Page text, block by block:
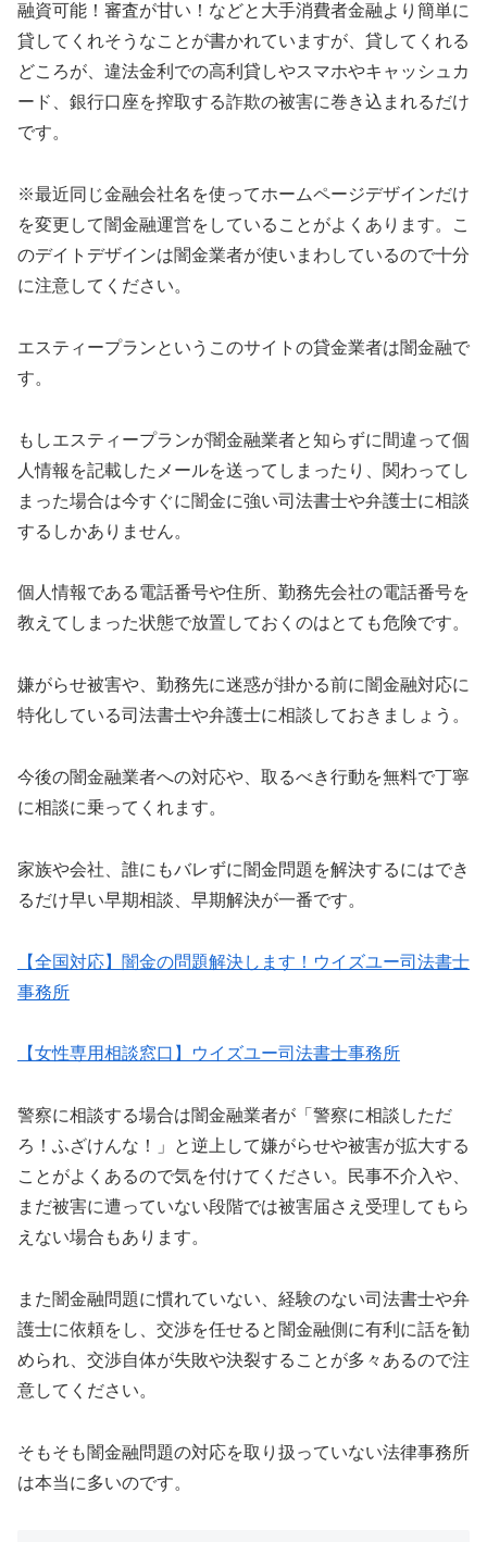
融資可能！審査が甘い！などと大手消費者金融より簡単に
貸してくれそうなことが書かれていますが、貸してくれる
どころが、違法金利での高利貸しやスマホやキャッシュカ
ード、銀行口座を搾取する詐欺の被害に巻き込まれるだけ
です。
※最近同じ金融会社名を使ってホームページデザインだけ
を変更して闇金融運営をしていることがよくあります。こ
のデイトデザインは闇金業者が使いまわしているので十分
に注意してください。
エスティープランというこのサイトの貸金業者は闇金融で
す。
もしエスティープランが闇金融業者と知らずに間違って個
人情報を記載したメールを送ってしまったり、関わってし
まった場合は今すぐに闇金に強い司法書士や弁護士に相談
するしかありません。
個人情報である電話番号や住所、勤務先会社の電話番号を
教えてしまった状態で放置しておくのはとても危険です。
嫌がらせ被害や、勤務先に迷惑が掛かる前に闇金融対応に
特化している司法書士や弁護士に相談しておきましょう。
今後の闇金融業者への対応や、取るべき行動を無料で丁寧
に相談に乗ってくれます。
家族や会社、誰にもバレずに闇金問題を解決するにはでき
るだけ早い早期相談、早期解決が一番です。
【全国対応】闇金の問題解決します！ウイズユー司法書士
事務所
【女性専用相談窓口】ウイズユー司法書士事務所
警察に相談する場合は闇金融業者が「警察に相談しただ
ろ！ふざけんな！」と逆上して嫌がらせや被害が拡大する
ことがよくあるので気を付けてください。民事不介入や、
まだ被害に遭っていない段階では被害届さえ受理してもら
えない場合もあります。
また闇金融問題に慣れていない、経験のない司法書士や弁
護士に依頼をし、交渉を任せると闇金融側に有利に話を勧
められ、交渉自体が失敗や決裂することが多々あるので注
意してください。
そもそも闇金融問題の対応を取り扱っていない法律事務所
は本当に多いのです。